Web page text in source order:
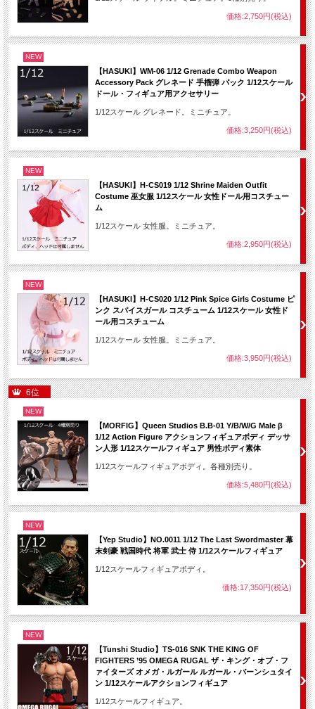
価格:2,750円(税込)
NEW
【HASUKI】WM-06 1/12 Grenade Combo Weapon
Accessory Pack グレネード 手榴弾 パック 1/12スケール
ドール・フィギュア用アクセサリー
1/12スケール グレネード。ミニチュア。
価格:3,250円(税込)
NEW
【HASUKI】H-CS019 1/12 Shrine Maiden Outfit
Costume 巫女服 1/12スケール 女性ドール用コスチュー
ム
1/12スケール 女性服。ミニチュア。
価格:2,950円(税込)
NEW
【HASUKI】H-CS020 1/12 Pink Spice Girls Costume ピ
ンク スパイスガール コスチューム 1/12スケール 女性ド
ール用コスチューム
1/12スケール 女性服。ミニチュア。
価格:3,950円(税込)
6位
NEW
【MORFIG】Queen Studios B.B-01 Y/B/W/G Male β
1/12 Action Figure アクションフィギュアボディ デッサ
ン人形 1/12スケールフィギュア 男性ボディ素体
1/12スケールフィギュアボディ。各種別売り。
価格:5,480円(税込)
NEW
【Yep Studio】NO.0011 1/12 The Last Swordmaster 幕
末剣豪 戦国時代 将軍 武士 侍 1/12スケールフィギュア
1/12スケールフィギュアボディ。
価格:17,350円(税込)
NEW
【Tunshi Studio】TS-016 SNK THE KING OF
FIGHTERS ’95 OMEGA RUGAL ザ・キング・オブ・フ
ァイターズ オメガ・ルガール ルガール・バーンシュタイ
ン 1/12スケールアクションフィギュア
1/12スケールフィギュア。